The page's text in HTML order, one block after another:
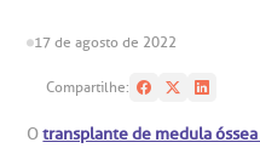
de consultas e
SAC
e Pesquisa
de Oncologia e
17 de agosto de 2022
Compartilhe:
Otransplante de medula óssea